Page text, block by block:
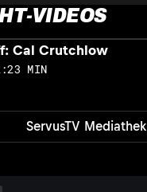
VIDEOS
ServusTV Mediathek
Cal Crutchlow
MIN